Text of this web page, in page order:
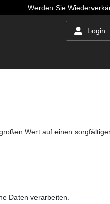
Werden Sie
Login
Wert auf einen
Daten verarbeiten.